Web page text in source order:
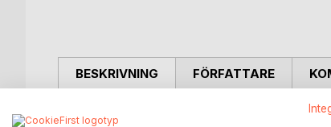
BESKRIVNING
The time war is quietly raging around you.
FÖRFATTARE